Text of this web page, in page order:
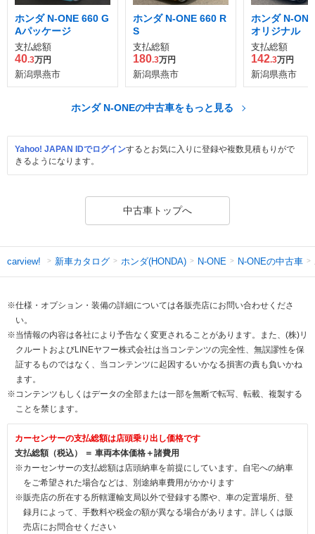
ホンダ N-ONE 660 G
Aパッケージ
支払総額
40.3万円
新潟県燕市
ホンダ N-ONE 660 R
S
支払総額
180.3万円
新潟県燕市
ホンダ N-
オリジナル
支払総額
142.3万円
新潟県燕市
ホンダ N-ONEの中古車をもっと見る
Yahoo! JAPAN IDでログインするとお気に入りに登録や複数見積もりがで
きるようになります。
中古車トップへ
carview! 新車カタログ ホンダ(HONDA) N-ONE N-ONEの中古車
※仕様・オプション・装備の詳細については各販売店にお問い合わせくださ
い。
※当情報の内容は各社により予告なく変更されることがあります。また、(株)リ
クルートおよびLINEヤフー株式会社は当コンテンツの完全性、無誤謬性を保
証するものではなく、当コンテンツに起因するいかなる損害の責も負いかね
ます。
※コンテンツもしくはデータの全部または一部を無断で転写、転載、複製する
ことを禁じます。
カーセンサーの支払総額は店頭乗り出し価格です
支払総額（税込） ＝ 車両本体価格＋諸費用
※カーセンサーの支払総額は店頭納車を前提にしています。自宅への納車
をご希望された場合などは、別途納車費用がかかります
※販売店の所在する所轄運輸支局以外で登録する際や、車の定置場所、登
録月によって、手数料や税金の額が異なる場合があります。詳しくは販
売店にお問合せください